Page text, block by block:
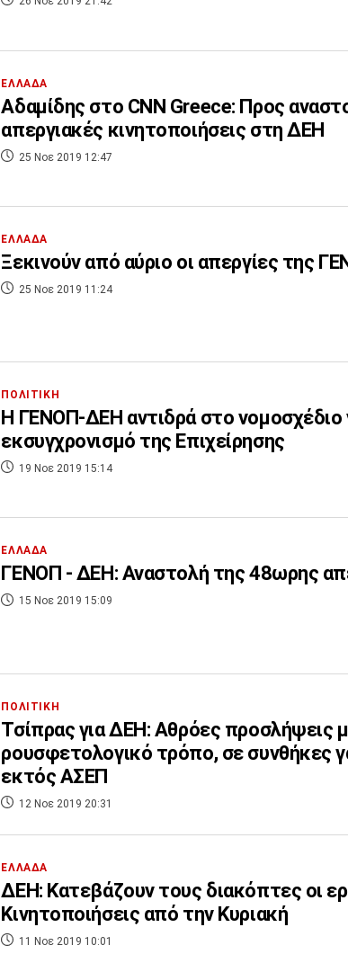
ΕΛΛΑΔΑ
Αδαμίδης στο CNN Greece: Προς
απεργιακές κινητοποιήσεις στη ΔΕΗ
25 Νοε 2019 12:47
ΕΛΛΑΔΑ
Ξεκινούν από αύριο οι απεργίες της
25 Νοε 2019 11:24
ΠΟΛΙΤΙΚΗ
Η ΓΕΝΟΠ-ΔΕΗ αντιδρά στο νομοσχέδιο
εκσυγχρονισμό της Επιχείρησης
19 Νοε 2019 15:14
ΕΛΛΑΔΑ
ΓΕΝΟΠ - ΔΕΗ: Αναστολή της 48ωρης
15 Νοε 2019 15:09
ΠΟΛΙΤΙΚΗ
Τσίπρας για ΔΕΗ: Αθρόες προσλήψεις
ρουσφετολογικό τρόπο, σε συνθήκες
εκτός ΑΣΕΠ
12 Νοε 2019 20:31
ΕΛΛΑΔΑ
ΔΕΗ: Κατεβάζουν τους διακόπτες οι
Κινητοποιήσεις από την Κυριακή
11 Νοε 2019 10:01